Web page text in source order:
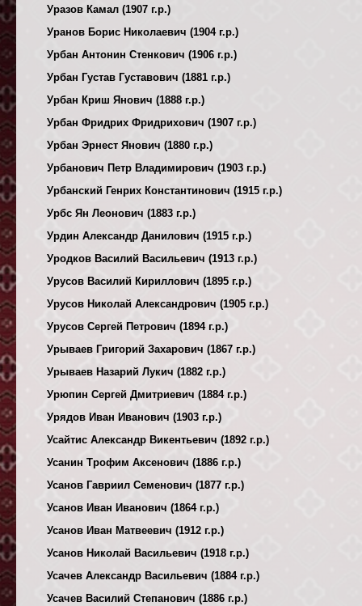
Уразов Камал (1907 г.р.)
Уранов Борис Николаевич (1904 г.р.)
Урбан Антонин Стенкович (1906 г.р.)
Урбан Густав Густавович (1881 г.р.)
Урбан Криш Янович (1888 г.р.)
Урбан Фридрих Фридрихович (1907 г.р.)
Урбан Эрнест Янович (1880 г.р.)
Урбанович Петр Владимирович (1903 г.р.)
Урбанский Генрих Константинович (1915 г.р.)
Урбс Ян Леонович (1883 г.р.)
Урдин Александр Данилович (1915 г.р.)
Уродков Василий Васильевич (1913 г.р.)
Урусов Василий Кириллович (1895 г.р.)
Урусов Николай Александрович (1905 г.р.)
Урусов Сергей Петрович (1894 г.р.)
Урываев Григорий Захарович (1867 г.р.)
Урываев Назарий Лукич (1882 г.р.)
Урюпин Сергей Дмитриевич (1884 г.р.)
Урядов Иван Иванович (1903 г.р.)
Усайтис Александр Викентьевич (1892 г.р.)
Усанин Трофим Аксенович (1886 г.р.)
Усанов Гавриил Семенович (1877 г.р.)
Усанов Иван Иванович (1864 г.р.)
Усанов Иван Матвеевич (1912 г.р.)
Усанов Николай Васильевич (1918 г.р.)
Усачев Александр Васильевич (1884 г.р.)
Усачев Василий Степанович (1886 г.р.)